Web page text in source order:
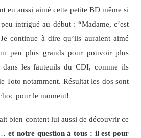
eu aussi aimé cette petite BD même si
intrigué au début : “Madame, c’est
continue à dire qu’ils auraient aimé
peu plus grands pour pouvoir plus
dans les fauteuils du CDI, comme ils
Toto notamment. Résultat les dos sont
pour le moment!
bien content lui aussi de découvrir ce
et notre question à tous : il est pour